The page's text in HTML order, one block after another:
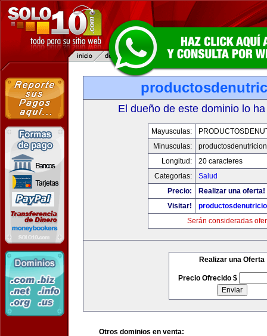
El dueño de este dominio lo
Mayusculas:
Minusculas:
Longitud:
20 caracteres
Categorias:
Salud
Precio:
Realizar una oferta!
Visitar!
Serán consideradas
Realizar una Oferta
Precio Ofrecido $
Otros dominios en venta: